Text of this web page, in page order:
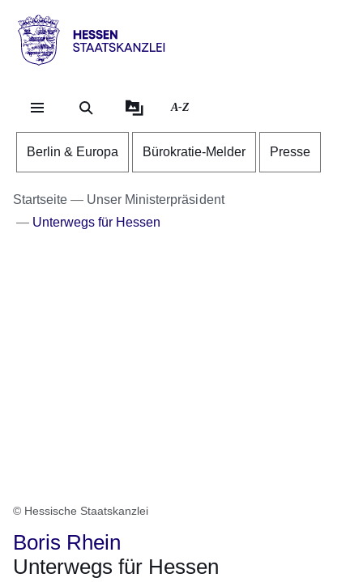
Hessen
Staatskanzlei
A-Z
Berlin & Europa Bürokratie-Melder Presse
Startseite
Unser Ministerpräsident
Unterwegs für Hessen
© Hessische Staatskanzlei
Boris Rhein
Unterwegs für Hessen